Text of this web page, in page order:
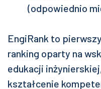
(odpowiednio
EngiRank to
ranking oparty na
edukacji
kształcenie